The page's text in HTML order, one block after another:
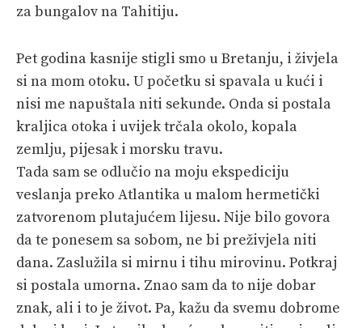
za bungalov na Tahitiju.
Pet godina kasnije stigli smo u Bretanju, i živjela
si na mom otoku. U početku si spavala u kući i
nisi me napuštala niti sekunde. Onda si postala
kraljica otoka i uvijek trčala okolo, kopala
zemlju, pijesak i morsku travu.
Tada sam se odlučio na moju ekspediciju
veslanja preko Atlantika u malom hermetički
zatvorenom plutajućem lijesu. Nije bilo govora
da te ponesem sa sobom, ne bi preživjela niti
dana. Zaslužila si mirnu i tihu mirovinu. Potkraj
si postala umorna. Znao sam da to nije dobar
znak, ali i to je život. Pa, kažu da svemu dobrome